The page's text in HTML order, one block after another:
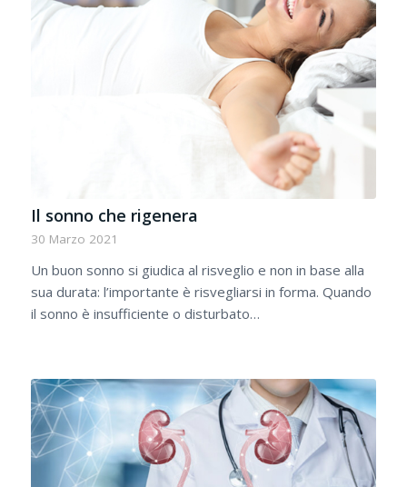
Il sonno che rigenera
30 Marzo 2021
Un buon sonno si giudica al risveglio e non in base alla
sua durata: l’importante è risvegliarsi in forma. Quando
il sonno è insufficiente o disturbato…